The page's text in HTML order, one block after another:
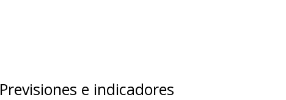
Previsiones e indicadores